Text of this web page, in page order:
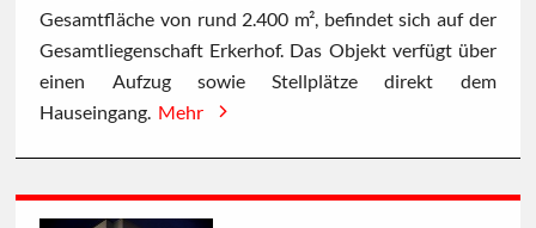
Gesamtfläche von rund 2.400 m², befindet sich auf der
Gesamtliegenschaft Erkerhof. Das Objekt verfügt über
einen Aufzug sowie Stellplätze direkt dem
Hauseingang. Mehr